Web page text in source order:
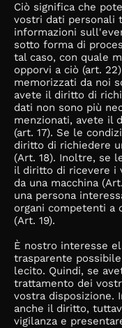
Ciò significa che
vostri dati personali
informazioni
sotto forma di
tal caso, con quale
opporvi a ciò (art.
memorizzati da noi
avete il diritto di
dati non sono più
menzionati, avete il
(art. 17). Se le
diritto di richiedere
(Art. 18). Inoltre, se
il diritto di ricevere i
da una macchina
una persona
organi competenti a
(Art. 19).
È nostro interesse
trasparente
lecito. Quindi, se
trattamento dei
vostra disposizione.
anche il diritto,
vigilanza e